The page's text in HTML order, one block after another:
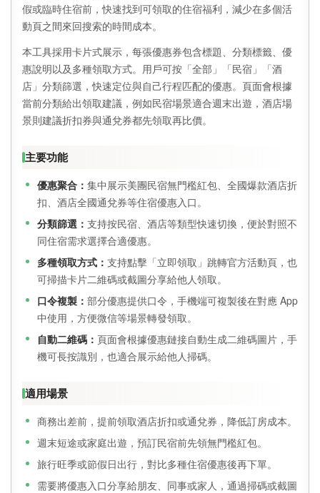
假或臨時住宿前，快速找到可領取的住宿福利，減少在多個活
動頁之間來回搜索的時間成本。
本工具採用卡片式展示，每張優惠券包含標題、分類標籤、優
惠說明以及多種領取方式。用戶可按「全部」「民宿」「酒
店」分類篩選，快速定位與自己行程匹配的優惠。頁面會根據
當前分類給出領取建議，例如民宿場景適合週末出遊，酒店場
景則建議折扣券與通兌券都先領取再比價。
主要功能
優惠聚合： 集中展示美團民宿無門檻紅包、全國爆款酒店折
扣、酒店全國通兌券等住宿優惠入口。
分類篩選： 支持按民宿、酒店等類型快速切換，便於對照不
同住宿需求選擇合適優惠。
多種領取方式： 支持點擊「立即領取」跳轉官方活動頁，也
可掃描卡片二維碼或截圖分享給他人領取。
口令複製： 部分優惠提供口令，手機端可複製後在對應 App
中使用，方便微信等場景轉發領取。
自動二維碼： 頁面會根據優惠鏈接自動生成二維碼圖片，手
機可長按識別，也適合展示給他人掃碼。
適用場景
商務出差前，提前領取酒店折扣或通兌券，降低訂房成本。
週末短途或家庭出遊，預訂民宿前先領無門檻紅包。
旅行旺季或節假日出行，對比多種住宿優惠後再下單。
需要將優惠入口分享給朋友、同事或家人，通過掃碼或截圖